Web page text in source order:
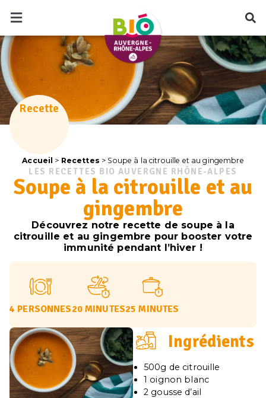
Recette
Accueil > Recettes > Soupe à la citrouille et au gingembre
LES RECETTES BIO AUVERGNE RHÔNE-ALPES
Soupe à la citrouille et au
gingembre
Découvrez notre recette de soupe à la
citrouille et au gingembre pour booster votre
immunité pendant l’hiver !
4 PERSONNES20 MINUTES25 MINUTES
Ingrédients
500g de citrouille
1 oignon blanc
2 gousse d’ail